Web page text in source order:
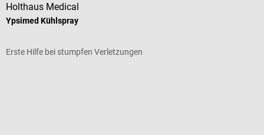
Holthaus Medical
Ypsimed Kühlspray
Erste Hilfe bei stumpfen Verletzungen